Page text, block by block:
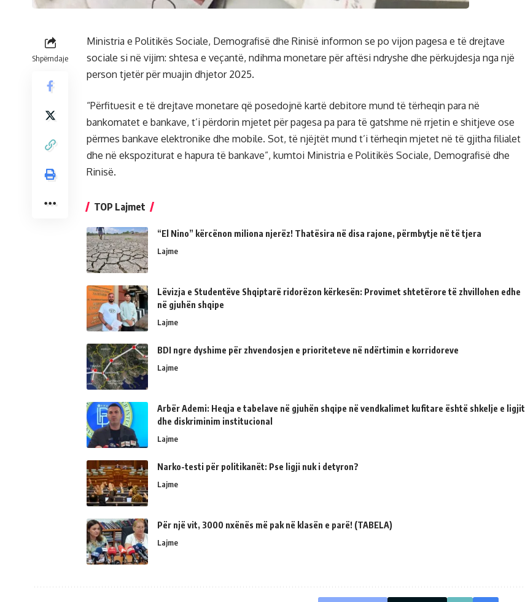
Shpërndaje
Ministria e Politikës Sociale, Demografisë dhe Rinisë informon se po vijon pagesa e të drejtave
sociale si në vijim: shtesa e veçantë, ndihma monetare për aftësi ndryshe dhe përkujdesja nga një
person tjetër për muajin dhjetor 2025.
“Përfituesit e të drejtave monetare që posedojnë kartë debitore mund të tërheqin para në
bankomatet e bankave, t’i përdorin mjetet për pagesa pa para të gatshme në rrjetin e shitjeve ose
përmes bankave elektronike dhe mobile. Sot, të njëjtët mund t’i tërheqin mjetet në të gjitha filialet
dhe në ekspoziturat e hapura të bankave”, kumtoi Ministria e Politikës Sociale, Demografisë dhe
Rinisë.
TOP Lajmet
“El Nino” kërcënon miliona njerëz! Thatësira në disa rajone, përmbytje në të tjera
Lajme
Lëvizja e Studentëve Shqiptarë ridorëzon kërkesën: Provimet shtetërore të zhvillohen edhe
në gjuhën shqipe
Lajme
BDI ngre dyshime për zhvendosjen e prioriteteve në ndërtimin e korridoreve
Lajme
Arbër Ademi: Heqja e tabelave në gjuhën shqipe në vendkalimet kufitare është shkelje e ligjit
dhe diskriminim institucional
Lajme
Narko-testi për politikanët: Pse ligji nuk i detyron?
Lajme
Për një vit, 3000 nxënës më pak në klasën e parë! (TABELA)
Lajme